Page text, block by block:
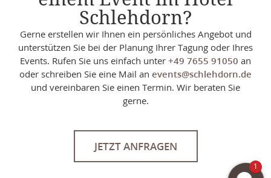
Schlehdorn?
Gerne erstellen wir Ihnen ein persönliches Angebot und
unterstützen Sie bei der Planung Ihrer Tagung oder Ihres
Events. Rufen Sie uns einfach unter +49 7655 91050 an
oder schreiben Sie eine Mail an events@schlehdorn.de
und vereinbaren Sie einen Termin. Wir beraten Sie
gerne.
JETZT ANFRAGEN
1